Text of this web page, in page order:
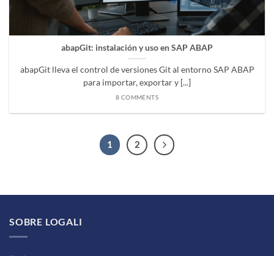
abapGit: instalación y uso en SAP ABAP
abapGit lleva el control de versiones Git al entorno SAP ABAP
para importar, exportar y [...]
8 COMMENTS
1 2
SOBRE LOGALI